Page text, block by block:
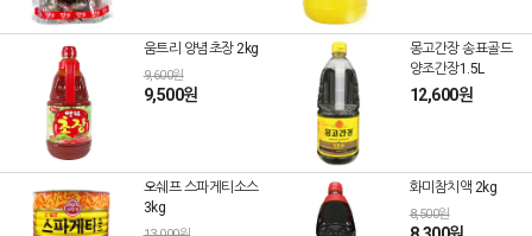
움트리 양념초장 2kg
9,600원
9,500원
몽고간장 송표골드
양조간장1.5L
12,600원
오쉐프 스파게티소스
3kg
화미참치액 2kg
8,500원